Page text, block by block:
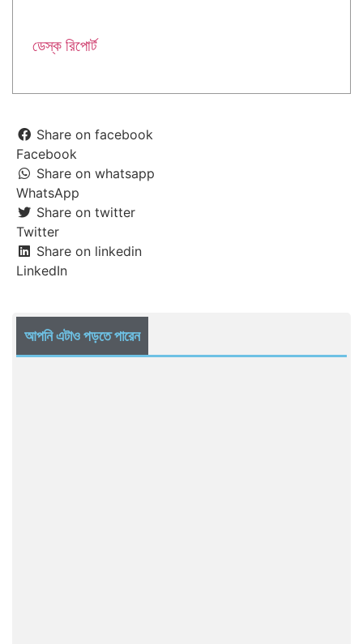
ডেস্ক রিপোর্ট
Share on facebook
Facebook
Share on whatsapp
WhatsApp
Share on twitter
Twitter
Share on linkedin
LinkedIn
আপনি এটাও পড়তে পারেন